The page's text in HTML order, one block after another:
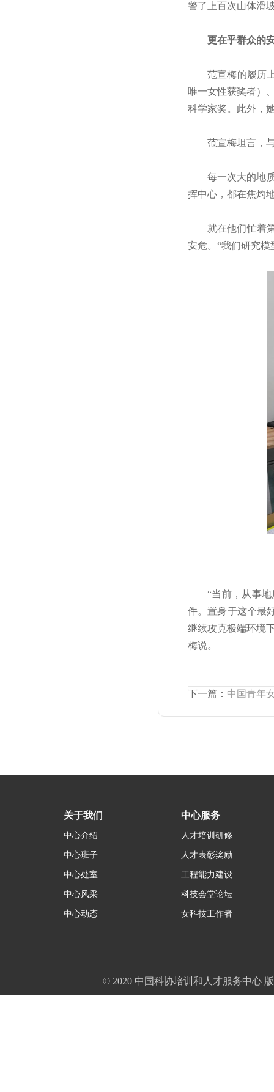
警了上百次山体滑
更在乎群众的
范宣梅的履历
唯一女性获奖者）
科学家奖。此外，
范宣梅坦言，
每一次大的地
挥中心，都在焦灼
就在他们忙着
安危。“我们研究
“当前，从事
件。置身于这个最
继续攻克极端环境
梅说。
下一篇： 中国青年
关于我们
中心介绍
中心班子
中心处室
中心风采
中心动态
中心服务
人才培训研修
人才表彰奖励
工程能力建设
科技会堂论坛
女科技工作者
© 2020 中国科协培训和人才服务中心